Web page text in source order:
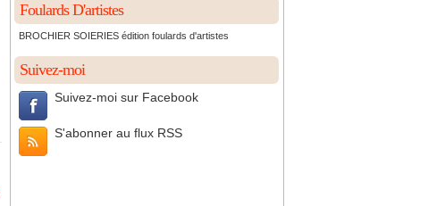
Foulards D'artistes
BROCHIER SOIERIES édition foulards d'artistes
Suivez-moi
Suivez-moi sur Facebook
S'abonner au flux RSS